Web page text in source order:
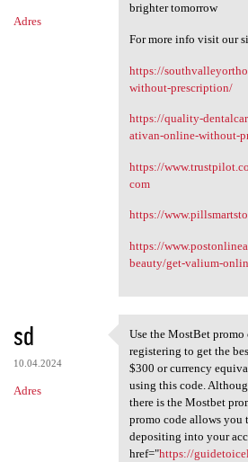
Adres
brighter tomorrow
For more info visit our
https://
without-prescription/
https://quality-
ativan-online-without-
https://
com
https://
https://
beauty/get-valium-
sd
10.04.2024
Adres
Use the MostBet
Use the MostBet
registering to get the
$300 or currency
using this code.
there is the Mostbet
promo code allows you
depositing into your
href="https://